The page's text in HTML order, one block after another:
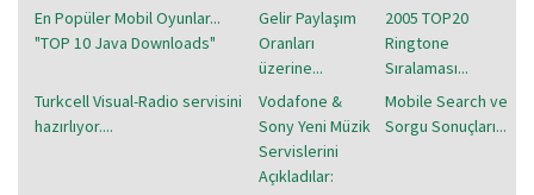
En Popüler Mobil Oyunlar...
"TOP 10 Java Downloads"
Gelir Paylaşım
Oranları
üzerine...
2005 TOP20
Ringtone
Sıralaması...
Turkcell Visual-Radio servisini
hazırlıyor....
Vodafone &
Sony Yeni Müzik
Servislerini
Açıkladılar:
Mobile Search ve
Sorgu Sonuçları...